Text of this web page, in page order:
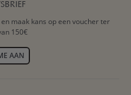
maak kans op een voucher ter
150€
AAN